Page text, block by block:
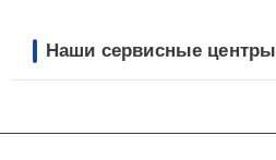
Наши сервисные центры